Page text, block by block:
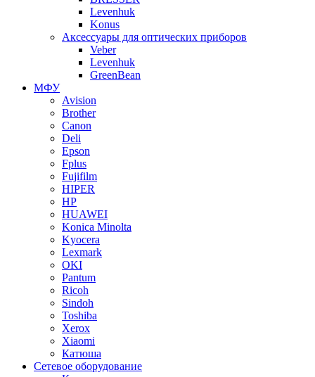
Levenhuk
Konus
Аксессуары для оптических приборов
Veber
Levenhuk
GreenBean
МФУ
Avision
Brother
Canon
Deli
Epson
Fplus
Fujifilm
HIPER
HP
HUAWEI
Konica Minolta
Kyocera
Lexmark
OKI
Pantum
Ricoh
Sindoh
Toshiba
Xerox
Xiaomi
Катюша
Сетевое оборудование